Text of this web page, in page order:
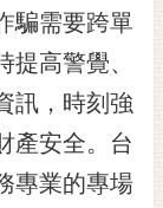
騙需要跨單
高警覺、
訊，時刻強
產安全。台
專業的專場